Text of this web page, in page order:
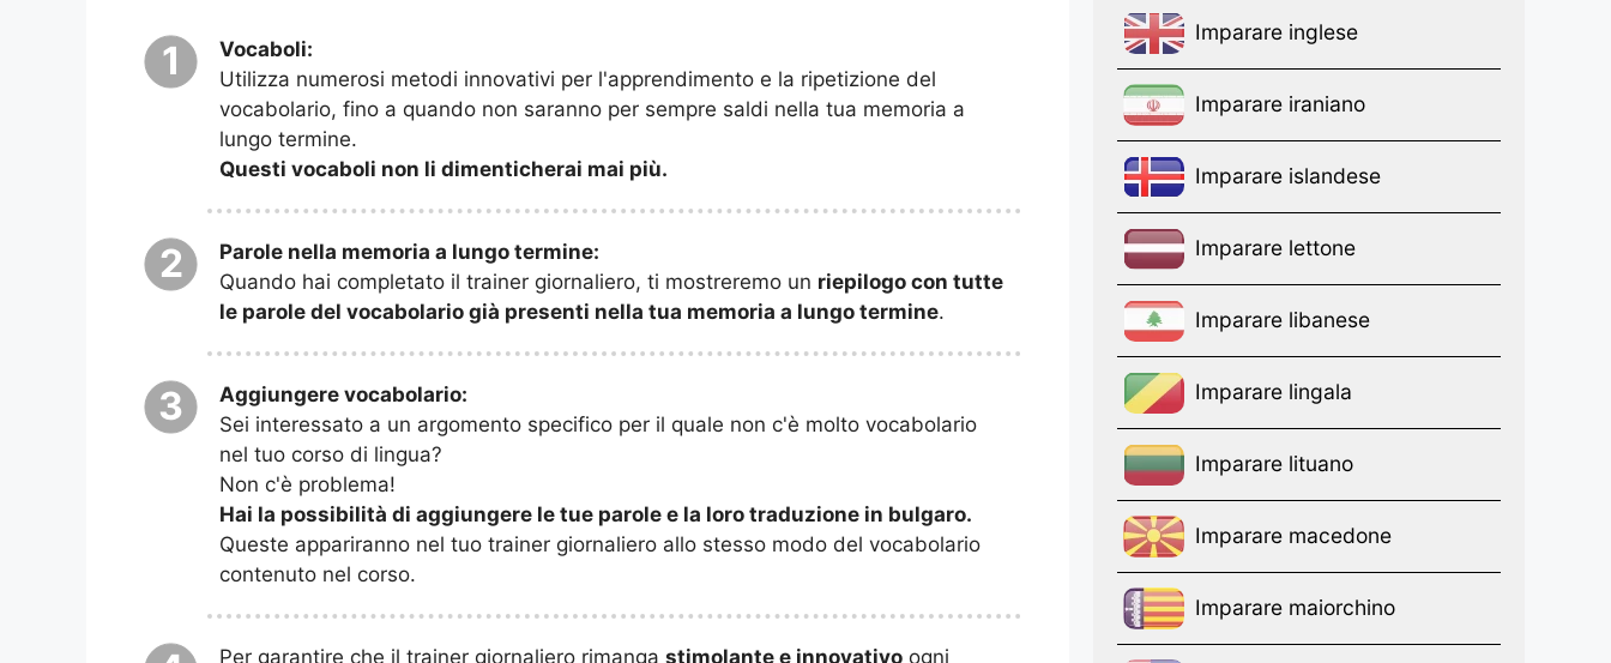
1
Vocaboli:
Utilizza numerosi metodi innovativi per l'apprendimento e la ripetizione del
vocabolario, fino a quando non saranno per sempre saldi nella tua memoria a
lungo termine.
Questi vocaboli non li dimenticherai mai più.
2
Parole nella memoria a lungo termine:
Quando hai completato il trainer giornaliero, ti mostreremo un riepilogo con tutte
le parole del vocabolario già presenti nella tua memoria a lungo termine.
3
Aggiungere vocabolario:
Sei interessato a un argomento specifico per il quale non c'è molto vocabolario
nel tuo corso di lingua?
Non c'è problema!
Hai la possibilità di aggiungere le tue parole e la loro traduzione in bulgaro.
Queste appariranno nel tuo trainer giornaliero allo stesso modo del vocabolario
contenuto nel corso.
Per garantire che il trainer giornaliero rimanga stimolante e innovativo ogni
Imparare inglese
Imparare iraniano
Imparare islandese
Imparare lettone
Imparare libanese
Imparare lingala
Imparare lituano
Imparare macedone
Imparare maiorchino